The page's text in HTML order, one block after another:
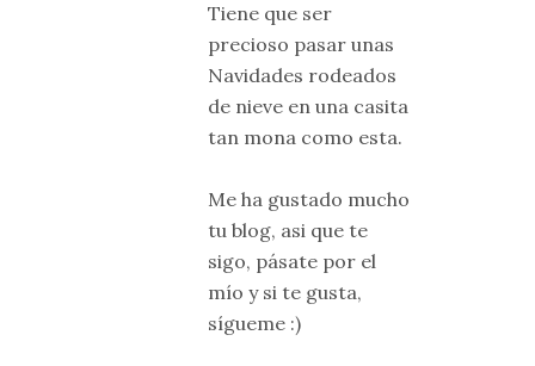
Tiene que ser
precioso pasar unas
Navidades rodeados
de nieve en una casita
tan mona como esta.
Me ha gustado mucho
tu blog, asi que te
sigo, pásate por el
mío y si te gusta,
sígueme :)